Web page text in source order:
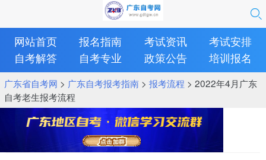
网站首页 报名指南 考试资讯
考试安排
自考解答
自考专业 政策公告 培训报名
广东省自考网 > 广东自考报考指南> 报考流程 > 2022年4月广东
自考老生报考流程